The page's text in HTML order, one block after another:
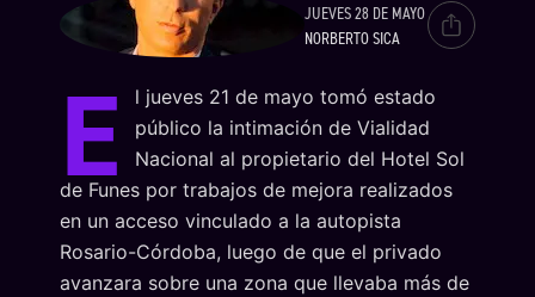
JUEVES 28 DE MAYO
NORBERTO SICA
E
l jueves 21 de mayo tomó estado
público la intimación de Vialidad
Nacional al propietario del Hotel Sol
de Funes por trabajos de mejora realizados
en un acceso vinculado a la autopista
Rosario-Córdoba, luego de que el privado
avanzara sobre una zona que llevaba más de